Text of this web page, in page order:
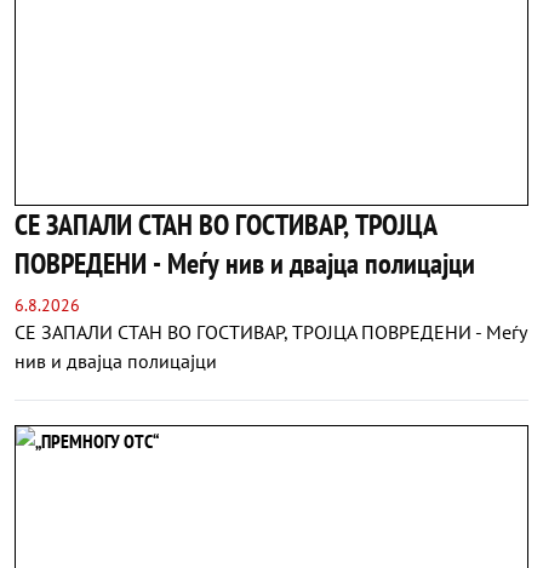
СЕ ЗАПАЛИ СТАН ВО ГОСТИВАР, ТРОЈЦА
ПОВРЕДЕНИ - Меѓу нив и двајца полицајци
6.8.2026
СЕ ЗАПАЛИ СТАН ВО ГОСТИВАР, ТРОЈЦА ПОВРЕДЕНИ - Меѓу
нив и двајца полицајци